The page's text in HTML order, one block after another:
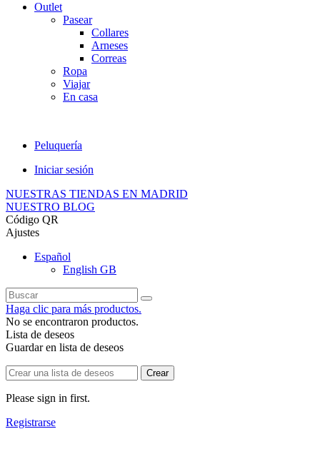
Outlet
Pasear
Collares
Arneses
Correas
Ropa
Viajar
En casa
Peluquería
Iniciar sesión
NUESTRAS TIENDAS EN MADRID
NUESTRO BLOG
Código QR
Ajustes
Español
English GB
Haga clic para más productos.
No se encontraron productos.
Lista de deseos
Guardar en lista de deseos
Crear
Please sign in first.
Registrarse